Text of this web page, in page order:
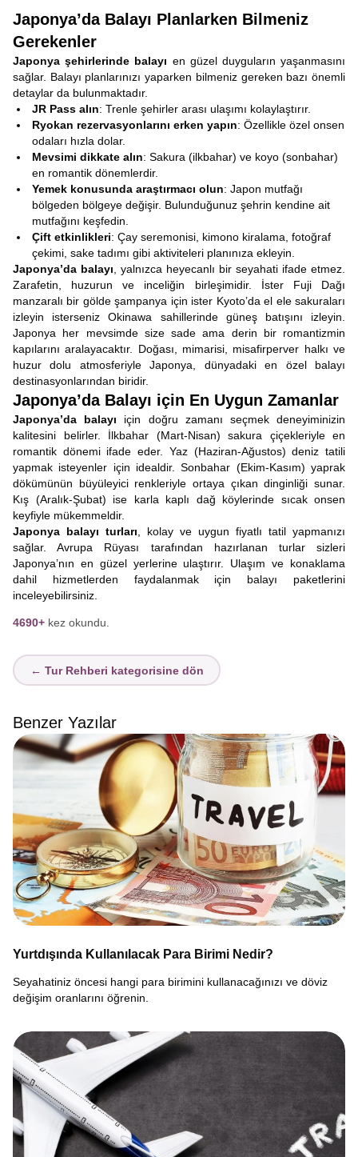
Japonya’da Balayı Planlarken Bilmeniz
Gerekenler
Japonya şehirlerinde balayı en güzel duyguların yaşanmasını
sağlar. Balayı planlarınızı yaparken bilmeniz gereken bazı önemli
detaylar da bulunmaktadır.
JR Pass alın: Trenle şehirler arası ulaşımı kolaylaştırır.
Ryokan rezervasyonlarını erken yapın: Özellikle özel onsen
odaları hızla dolar.
Mevsimi dikkate alın: Sakura (ilkbahar) ve koyo (sonbahar)
en romantik dönemlerdir.
Yemek konusunda araştırmacı olun: Japon mutfağı
bölgeden bölgeye değişir. Bulunduğunuz şehrin kendine ait
mutfağını keşfedin.
Çift etkinlikleri: Çay seremonisi, kimono kiralama, fotoğraf
çekimi, sake tadımı gibi aktiviteleri planınıza ekleyin.
Japonya’da balayı , yalnızca heyecanlı bir seyahati ifade etmez.
Zarafetin, huzurun ve inceliğin birleşimidir. İster Fuji Dağı
manzaralı bir gölde şampanya için ister Kyoto’da el ele sakuraları
izleyin isterseniz Okinawa sahillerinde güneş batışını izleyin.
Japonya her mevsimde size sade ama derin bir romantizmin
kapılarını aralayacaktır. Doğası, mimarisi, misafirperver halkı ve
huzur dolu atmosferiyle Japonya, dünyadaki en özel balayı
destinasyonlarından biridir.
Japonya’da Balayı için En Uygun Zamanlar
Japonya’da balayı için doğru zamanı seçmek deneyiminizin
kalitesini belirler. İlkbahar (Mart-Nisan) sakura çiçekleriyle en
romantik dönemi ifade eder. Yaz (Haziran-Ağustos) deniz tatili
yapmak isteyenler için idealdir. Sonbahar (Ekim-Kasım) yaprak
dökümünün büyüleyici renkleriyle ortaya çıkan dinginliği sunar.
Kış (Aralık-Şubat) ise karla kaplı dağ köylerinde sıcak onsen
keyfiyle mükemmeldir.
Japonya balayı turları , kolay ve uygun fiyatlı tatil yapmanızı
sağlar. Avrupa Rüyası tarafından hazırlanan turlar sizleri
Japonya’nın en güzel yerlerine ulaştırır. Ulaşım ve konaklama
dahil hizmetlerden faydalanmak için balayı paketlerini
inceleyebilirsiniz.
4690+ kez okundu.
← Tur Rehberi kategorisine dön
Benzer Yazılar
Yurtdışında Kullanılacak Para Birimi Nedir?
Seyahatiniz öncesi hangi para birimini kullanacağınızı ve döviz
değişim oranlarını öğrenin.